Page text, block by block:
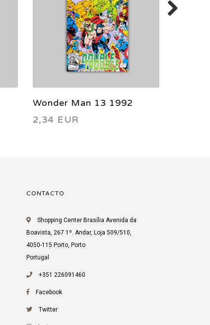
Wonder Man 13 1992
2,34 EUR
CONTACTO
Shopping Center Brasília Avenida da
Boavista, 267 1º. Andar, Loja 509/510,
4050-115 Porto, Porto
Portugal
+351 226091460
Facebook
Twitter